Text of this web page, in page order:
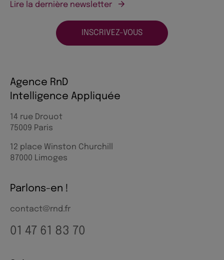
Lire la dernière newsletter
INSCRIVEZ-VOUS
Agence RnD
Intelligence Appliquée
14 rue Drouot
75009 Paris
12 place Winston Churchill
87000 Limoges
Parlons-en !
contact@rnd.fr
01 47 61 83 70